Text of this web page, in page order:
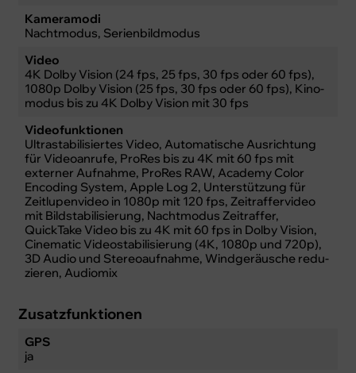
Kameramodi
Nacht­modus, Serienbildmodus
Video
4K Dolby Vision (24 fps, 25 fps, 30 fps oder 60 fps),
1080p Dolby Vision (25 fps, 30 fps oder 60 fps), Kino­
modus bis zu 4K Dolby Vision mit 30 fps
Videofunktionen
Ultrastabilisiertes Video, Automatische Ausrichtung
für Video­anrufe, ProRes bis zu 4K mit 60 fps mit
externer Auf­nahme, ProRes RAW, Academy Color
Encoding System, Apple Log 2, Unter­stüt­zung für
Zeitlupen­video in 1080p mit 120 fps, Zeitraffervideo
mit Bild­stabilisierung, Nacht­modus Zeitraffer,
QuickTake Video bis zu 4K mit 60 fps in Dolby Vision,
Cinematic Video­stabilisierung (4K, 1080p und 720p),
3D Audio und Stereo­aufnahme, Wind­geräusche redu­
zieren, Audiomix
Zusatzfunktionen
GPS
ja